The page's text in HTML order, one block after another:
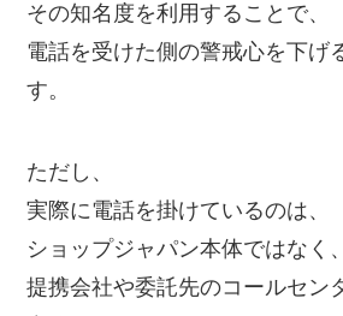
その知名度を利用することで、
電話を受けた側の警戒心を下げ
す。
ただし、
実際に電話を掛けているのは、
ショップジャパン本体ではなく、
提携会社や委託先のコールセン